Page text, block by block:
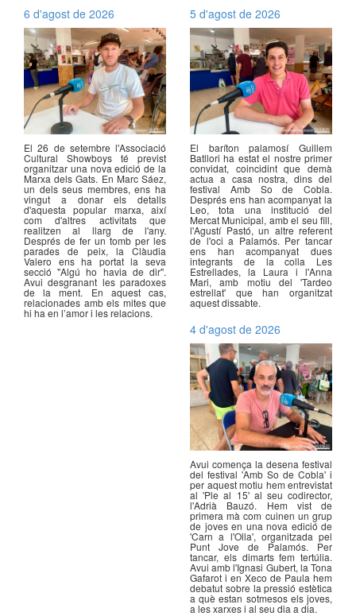
6 d'agost de 2026
El 26 de setembre l'Associació
Cultural Showboys té previst
organitzar una nova edició de la
Marxa dels Gats. En Marc Sáez,
un dels seus membres, ens ha
vingut a donar els detalls
d'aquesta popular marxa, així
com d'altres activitats que
realitzen al llarg de l'any.
Després de fer un tomb per les
parades de peix, la Clàudia
Valero ens ha portat la seva
secció "Algú ho havia de dir".
Avui desgranant les paradoxes
de la ment. En aquest cas,
relacionades amb els mites que
hi ha en l’amor i les relacions.
5 d'agost de 2026
El baríton palamosí Guillem
Batllori ha estat el nostre primer
convidat, coincidint que demà
actua a casa nostra, dins del
festival Amb So de Cobla.
Després ens han acompanyat la
Leo, tota una institució del
Mercat Municipal, amb el seu fill,
l'Agustí Pastó, un altre referent
de l'oci a Palamós. Per tancar
ens han acompanyat dues
integrants de la colla Les
Estrellades, la Laura i l'Anna
Mari, amb motiu del 'Tardeo
estrellat' que han organitzat
aquest dissabte.
4 d'agost de 2026
Avui comença la desena festival
del festival 'Amb So de Cobla' i
per aquest motiu hem entrevistat
al 'Ple al 15' al seu codirector,
l'Adrià Bauzó. Hem vist de
primera mà com cuinen un grup
de joves en una nova edició de
'Carn a l'Olla', organitzada pel
Punt Jove de Palamós. Per
tancar, els dimarts fem tertúlia.
Avui amb l'Ignasi Gubert, la Tona
Gafarot i en Xeco de Paula hem
debatut sobre la pressió estètica
a què estan sotmesos els joves,
a les xarxes i al seu dia a dia.